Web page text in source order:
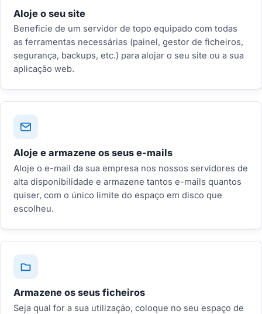
Aloje o seu site
Beneficie de um servidor de topo equipado com todas
as ferramentas necessárias (painel, gestor de ficheiros,
segurança, backups, etc.) para alojar o seu site ou a sua
aplicação web.
Aloje e armazene os seus e-mails
Aloje o e-mail da sua empresa nos nossos servidores de
alta disponibilidade e armazene tantos e-mails quantos
quiser, com o único limite do espaço em disco que
escolheu.
Armazene os seus ficheiros
Seja qual for a sua utilização, coloque no seu espaço de